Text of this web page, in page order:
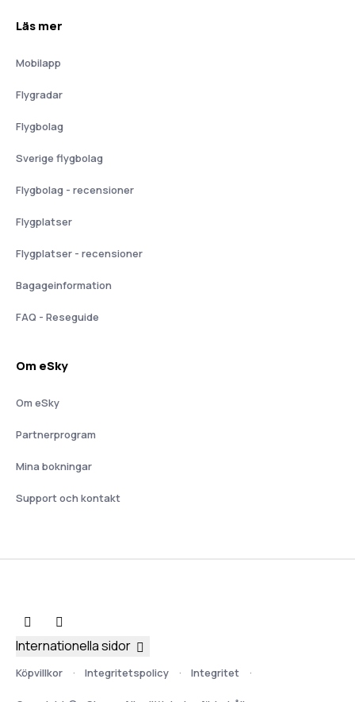
Läs mer
Mobilapp
Flygradar
Flygbolag
Sverige flygbolag
Flygbolag - recensioner
Flygplatser
Flygplatser - recensioner
Bagageinformation
FAQ - Reseguide
Om eSky
Om eSky
Partnerprogram
Mina bokningar
Support och kontakt
Köpvillkor Integritetspolicy Integritet
Internationella sidor